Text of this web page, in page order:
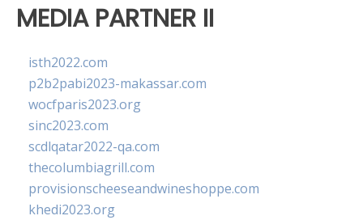
MEDIA PARTNER II
isth2022.com
p2b2pabi2023-makassar.com
wocfparis2023.org
sinc2023.com
scdlqatar2022-qa.com
thecolumbiagrill.com
provisionscheeseandwineshoppe.com
khedi2023.org